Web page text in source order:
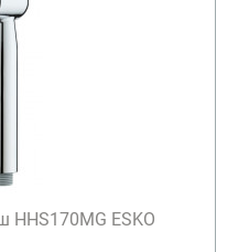
HHS170MG ESKO